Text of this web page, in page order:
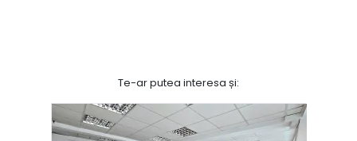
Te-ar putea interesa și: